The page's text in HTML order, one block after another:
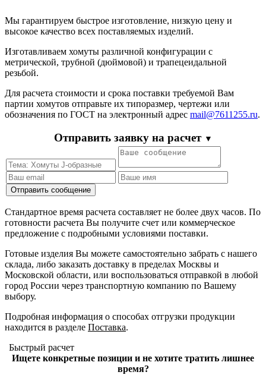
Мы гарантируем быстрое изготовление, низкую цену и
высокое качество всех поставляемых изделий.
Изготавливаем хомуты различной конфигурации с
метрической, трубной (дюймовой) и трапецеидальной
резьбой.
Для расчета стоимости и срока поставки требуемой Вам
партии хомутов отправьте их типоразмер, чертежи или
обозначения по ГОСТ на электронный адрес mail@7611255.ru.
Отправить заявку на расчет ▼
Стандартное время расчета составляет не более двух часов. По
готовности расчета Вы получите счет или коммерческое
предложение с подробными условиями поставки.
Готовые изделия Вы можете самостоятельно забрать с нашего
склада, либо заказать доставку в пределах Москвы и
Московской области, или воспользоваться отправкой в любой
город России через транспортную компанию по Вашему
выбору.
Подробная информация о способах отгрузки продукции
находится в разделе Поставка.
Быстрый расчет
Ищете конкретные позиции и не хотите тратить лишнее
время?